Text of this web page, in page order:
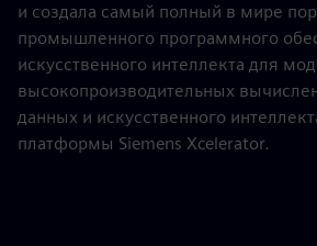
и создала самый полный в мире
промышленного программного
искусственного интеллекта для
высокопроизводительных
данных и искусственного
платформы Siemens Xcelerator.